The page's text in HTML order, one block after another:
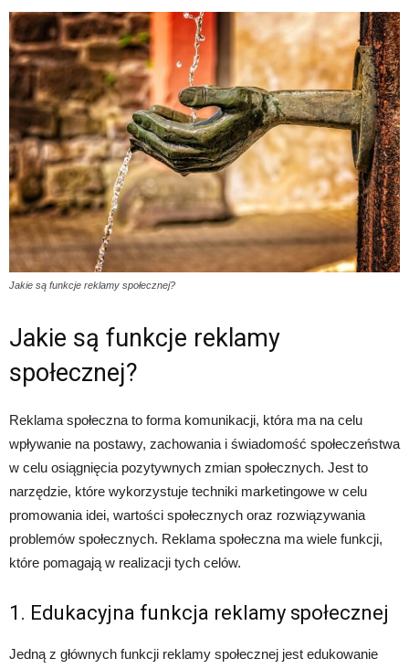
Jakie są funkcje reklamy społecznej?
Jakie są funkcje reklamy
społecznej?
Reklama społeczna to forma komunikacji, która ma na celu
wpływanie na postawy, zachowania i świadomość społeczeństwa
w celu osiągnięcia pozytywnych zmian społecznych. Jest to
narzędzie, które wykorzystuje techniki marketingowe w celu
promowania idei, wartości społecznych oraz rozwiązywania
problemów społecznych. Reklama społeczna ma wiele funkcji,
które pomagają w realizacji tych celów.
1. Edukacyjna funkcja reklamy społecznej
Jedną z głównych funkcji reklamy społecznej jest edukowanie